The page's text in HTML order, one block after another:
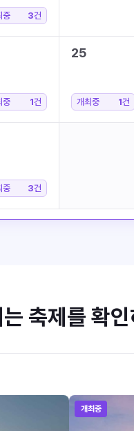
중 3건
중 1건
25
개최중 1건
중 3건
축제를 확
개최중